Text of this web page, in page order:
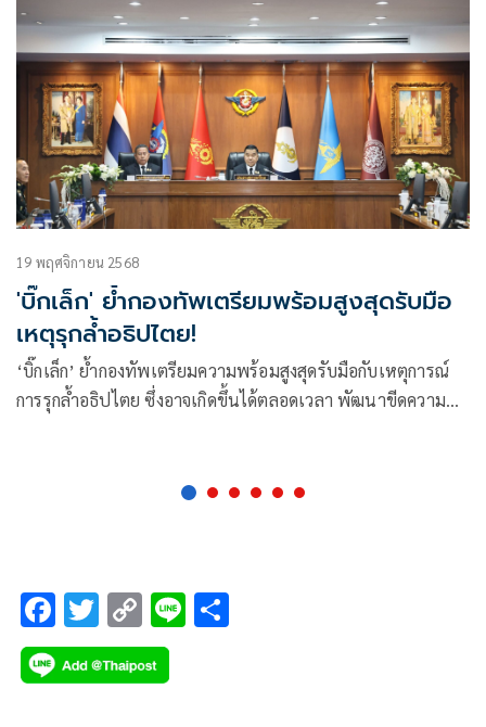
19 พฤศจิกายน 2568
'บิ๊กเล็ก' ย้ำกองทัพเตรียมพร้อมสูงสุดรับมือ
เหตุรุกล้ำอธิปไตย!
‘บิ๊กเล็ก’ ย้ำกองทัพเตรียมความพร้อมสูงสุดรับมือกับเหตุการณ์
การรุกล้ำอธิปไตย ซึ่งอาจเกิดขึ้นได้ตลอดเวลา พัฒนาขีดความ
F
ac
e
T
wi
tt
C
o
p
Li